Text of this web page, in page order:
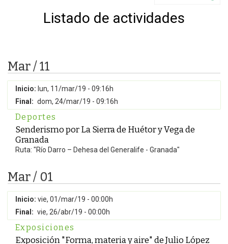
Listado de actividades
Mar / 11
Inicio: lun, 11/mar/19 - 09:16h
Final: dom, 24/mar/19 - 09:16h
Deportes
Senderismo por La Sierra de Huétor y Vega de
Granada
Ruta: "Río Darro – Dehesa del Generalife - Granada"
Mar / 01
Inicio: vie, 01/mar/19 - 00:00h
Final: vie, 26/abr/19 - 00:00h
Exposiciones
Exposición "Forma, materia y aire" de Julio López